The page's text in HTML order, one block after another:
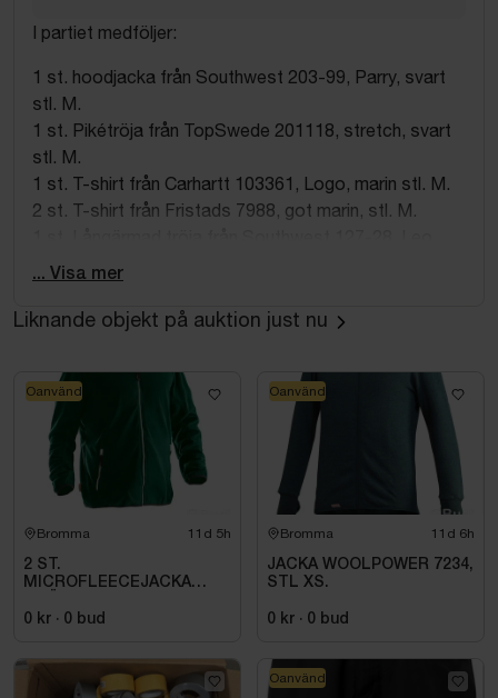
I partiet medföljer:
1 st. hoodjacka från Southwest 203-99, Parry, svart
stl. M.
1 st. Pikétröja från TopSwede 201118, stretch, svart
stl. M.
1 st. T-shirt från Carhartt 103361, Logo, marin stl. M.
2 st. T-shirt från Fristads 7988, got marin, stl. M.
Marin stl. M.
Se referensbilderna för mer information.
... Visa mer
Liknande objekt på auktion just nu
Bromma 11d 5h
2 ST.
MICROFLEECEJACKA
WORKWEAR. STL M
0 kr · 0 bud
Oanvänd
Bromma 11d 6h
JACKA WOOLPOWER 7234,
STL XS.
0 kr · 0 bud
Oanvänd
Oanvänd